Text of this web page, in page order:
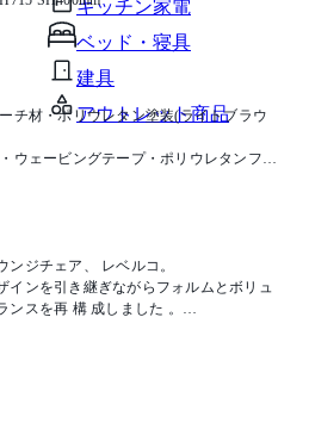
キッチン家電
ベッド・寝具
建具
アウトレット商品
チ材・ポリウレタン塗装(ライトブラウ
ウェービングテープ・ポリウレタンフォ
ンジチェア、 レベルコ。
インを引き継ぎながらフォルムとボリュ
ンスを再 構 成しました 。
た快 適 性と安 定 感のある座り心 地をそ
ラウンジチェアは空間に美しく調和しま